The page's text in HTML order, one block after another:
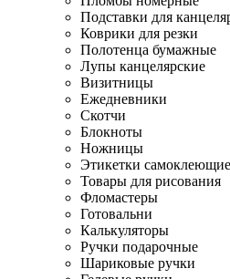
Подставки для
Коврики для резки
Полотенца бумажные
Лупы канцелярские
Визитницы
Ежедневники
Скотчи
Блокноты
Ножницы
Этикетки
Товары для рисования
Фломастеры
Готовальни
Калькуляторы
Ручки подарочные
Шариковые ручки